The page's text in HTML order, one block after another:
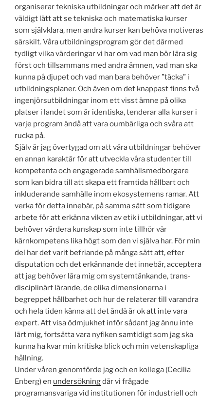
organiserar tekniska utbildningar och märker att det är
väldigt lätt att se tekniska och matematiska kurser
som självklara, men andra kurser kan behöva motiveras
särskilt. Våra utbildningsprogram gör det därmed
tydligt vilka värderingar vi har om vad man bör lära sig
först och tillsammans med andra ämnen, vad man ska
kunna på djupet och vad man bara behöver ”täcka” i
utbildningsplaner. Och även om det knappast finns två
ingenjörsutbildningar inom ett visst ämne på olika
platser i landet som är identiska, tenderar alla kurser i
varje program ändå att vara oumbärliga och svåra att
rucka på.
Själv är jag övertygad om att våra utbildningar behöver
en annan karaktär för att utveckla våra studenter till
kompetenta och engagerade samhällsmedborgare
som kan bidra till att skapa ett framtida hållbart och
inkluderande samhälle inom ekosystemens ramar. Att
verka för detta innebär, på samma sätt som tidigare
arbete för att erkänna vikten av etik i utbildningar, att vi
behöver värdera kunskap som inte tillhör vår
kärnkompetens lika högt som den vi själva har. För min
del har det varit befriande på många sätt att, efter
disputation och det erkännande det innebär, acceptera
att jag behöver lära mig om systemtänkande, trans-
disciplinärt lärande, de olika dimensionerna i
begreppet hållbarhet och hur de relaterar till varandra
och hela tiden känna att det ändå är ok att inte vara
expert. Att visa ödmjukhet inför sådant jag ännu inte
lärt mig, fortsätta vara nyfiken samtidigt som jag ska
kunna ha kvar min kritiska blick och min vetenskapliga
hållning.
Under våren genomförde jag och en kollega (Cecilia
Enberg) en undersökningdär vi frågade
programansvariga vid institutionen för industriell och